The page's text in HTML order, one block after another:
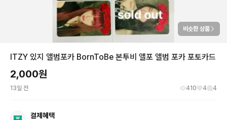
비슷한 상품
ITZY 있지 앨범포카 BornToBe 본투비 앨포 앨범 포카 포토카드
2,000원
13일 전 410 4 4
결제혜택